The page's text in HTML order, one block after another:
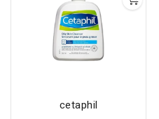
cetaphil